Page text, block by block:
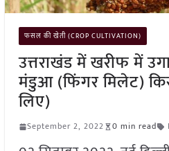
फसल की खेती (CROP CULTIVATION)
उत्तराखंड में खरीफ में
मंडुआ (फिंगर मिलेट)
लिए)
September 2, 2022 0 min read